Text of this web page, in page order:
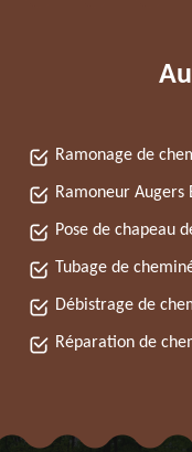
Ramonage de
Ramoneur Augers
Pose de chapeau
Tubage de
Débistrage de
Réparation de